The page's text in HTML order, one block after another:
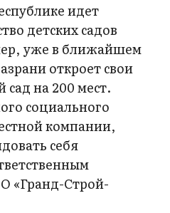
идет
детских садов
уже в ближайшем
откроет свои
сад на 200 мест.
социального
компании,
себя
«Гранд-Строй-